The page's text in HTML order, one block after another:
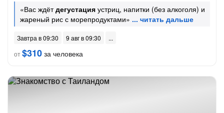
«Вас ждётдегустация устриц, напитки (без алкоголя) и
жареный рис с морепродуктами»
Завтра в 09:30
9 авг в 09:30
от$310 за человека